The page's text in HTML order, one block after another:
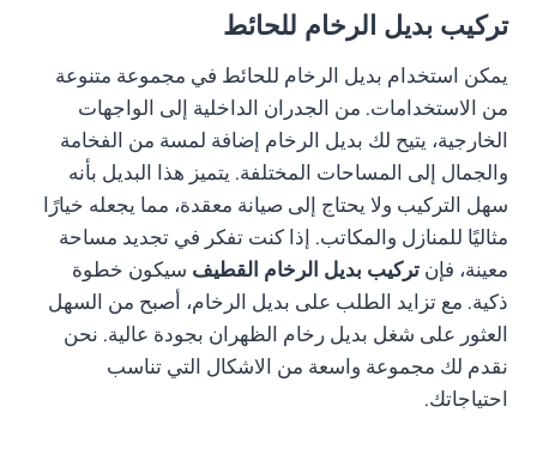
تركيب بديل الرخام للحائط
يمكن استخدام بديل الرخام للحائط في مجموعة متنوعة
من الاستخدامات. من الجدران الداخلية إلى الواجهات
الخارجية، يتيح لك بديل الرخام إضافة لمسة من الفخامة
والجمال إلى المساحات المختلفة. يتميز هذا البديل بأنه
سهل التركيب ولا يحتاج إلى صيانة معقدة، مما يجعله خيارًا
مثاليًا للمنازل والمكاتب. إذا كنت تفكر في تجديد مساحة
معينة، فإنتركيب بديل الرخام القطيف سيكون خطوة
ذكية. مع تزايد الطلب على بديل الرخام، أصبح من السهل
العثور على شغل بديل رخام الظهران بجودة عالية. نحن
نقدم لك مجموعة واسعة من الاشكال التي تناسب
احتياجاتك.